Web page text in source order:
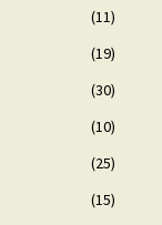
(11)
(19)
(30)
(10)
(25)
(15)